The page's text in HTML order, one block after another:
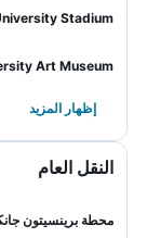
Stadium
Art Museum
إظهار المزيد
النقل العام
محطة برينسيتون